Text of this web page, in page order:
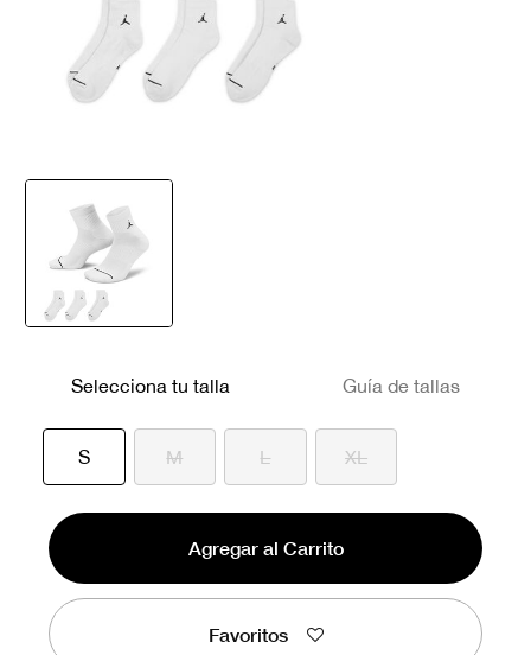
Selecciona tu talla Guía de tallas
Sseleccionado
M L XL
Agregar al Carrito
Favoritos